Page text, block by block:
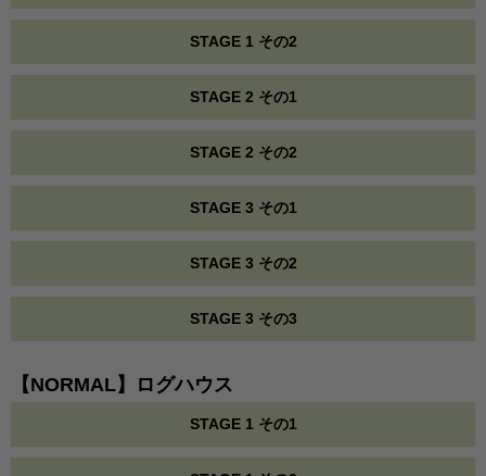
STAGE 1 その2
STAGE 2 その1
STAGE 2 その2
STAGE 3 その1
STAGE 3 その2
STAGE 3 その3
【NORMAL】ログハウス
STAGE 1 その1